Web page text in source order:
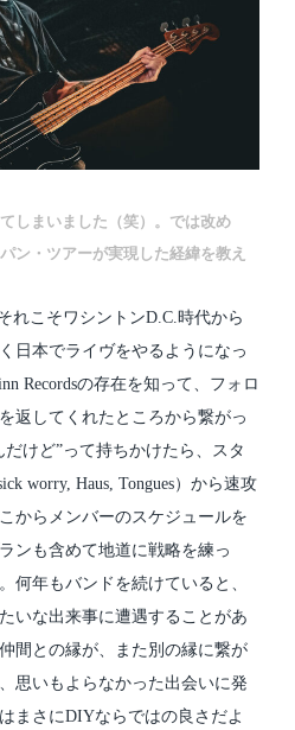
しまいました（笑）。では改め
ン・ツアーが実現した経緯を教え
こそワシントンD.C.時代から
日本でライヴをやるようになっ
Recordsの存在を知って、フォロ
返してくれたところから繋がっ
けど”って持ちかけたら、スタ
worry, Haus, Tongues）から速攻
からメンバーのスケジュールを
ンも含めて地道に戦略を練っ
何年もバンドを続けていると、
いな出来事に遭遇することがあ
間との縁が、また別の縁に繋が
思いもよらなかった出会いに発
さにDIYならではの良さだよ